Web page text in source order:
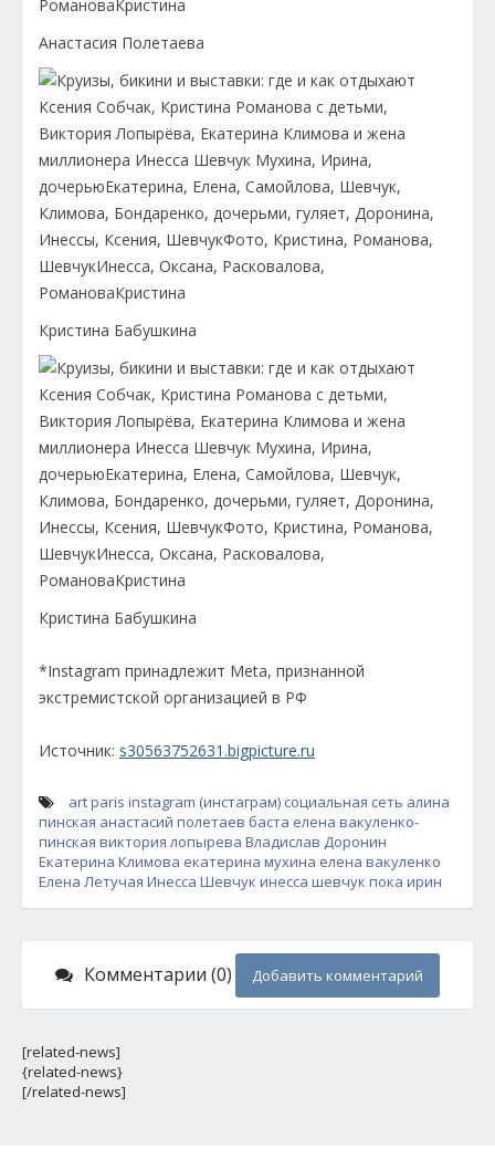
Анастасия Полетаева
Кристина Бабушкина
Кристина Бабушкина
*Instagram принадлежит Meta, признанной
экстремистской организацией в РФ
Источник: s30563752631.bigpicture.ru
art paris instagram (инстаграм) социальная сеть алина
пинская анастасий полетаев баста елена вакуленко-
пинская виктория лопырева Владислав Доронин
Екатерина Климова екатерина мухина елена вакуленко
Елена Летучая Инесса Шевчук инесса шевчук пока ирин
Комментарии (0) Добавить комментарий
[related-news]
{related-news}
[/related-news]